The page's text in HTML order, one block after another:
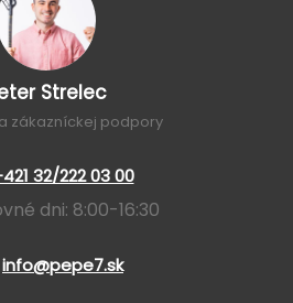
Strelec
zákazníckej podpory
32/222 03 00
dni: 8:00-16:30
info@pepe7.sk